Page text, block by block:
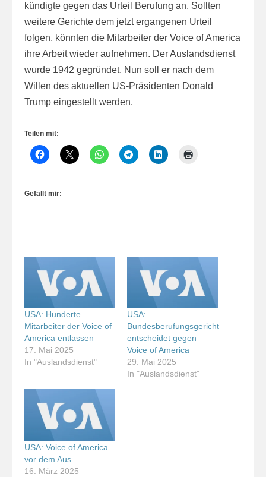
kündigte gegen das Urteil Berufung an. Sollten
weitere Gerichte dem jetzt ergangenen Urteil
folgen, könnten die Mitarbeiter der Voice of America
ihre Arbeit wieder aufnehmen. Der Auslandsdienst
wurde 1942 gegründet. Nun soll er nach dem
Willen des aktuellen US-Präsidenten Donald
Trump eingestellt werden.
Teilen mit:
Gefällt mir:
USA: Hunderte
Mitarbeiter der Voice of
America entlassen
17. Mai 2025
In "Auslandsdienst"
USA:
Bundesberufungsgericht
entscheidet gegen
Voice of America
29. Mai 2025
In "Auslandsdienst"
USA: Voice of America
vor dem Aus
16. März 2025